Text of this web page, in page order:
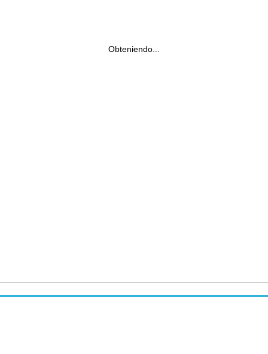
Obteniendo...